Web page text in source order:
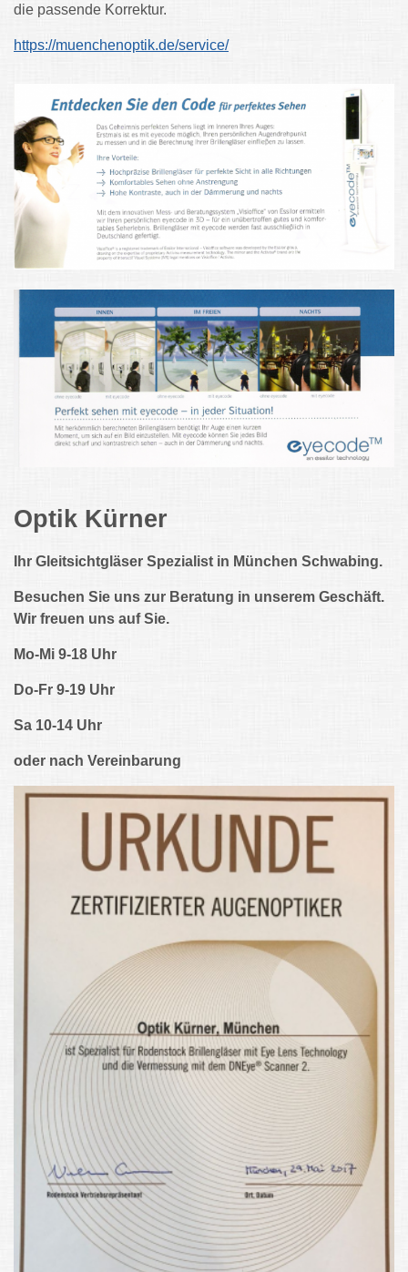
die passende Korrektur.
https://muenchenoptik.de/service/
Optik Kürner
Ihr Gleitsichtgläser Spezialist in München Schwabing.
Besuchen Sie uns zur Beratung in unserem Geschäft.
Wir freuen uns auf Sie.
Mo-Mi 9-18 Uhr
Do-Fr 9-19 Uhr
Sa 10-14 Uhr
oder nach Vereinbarung